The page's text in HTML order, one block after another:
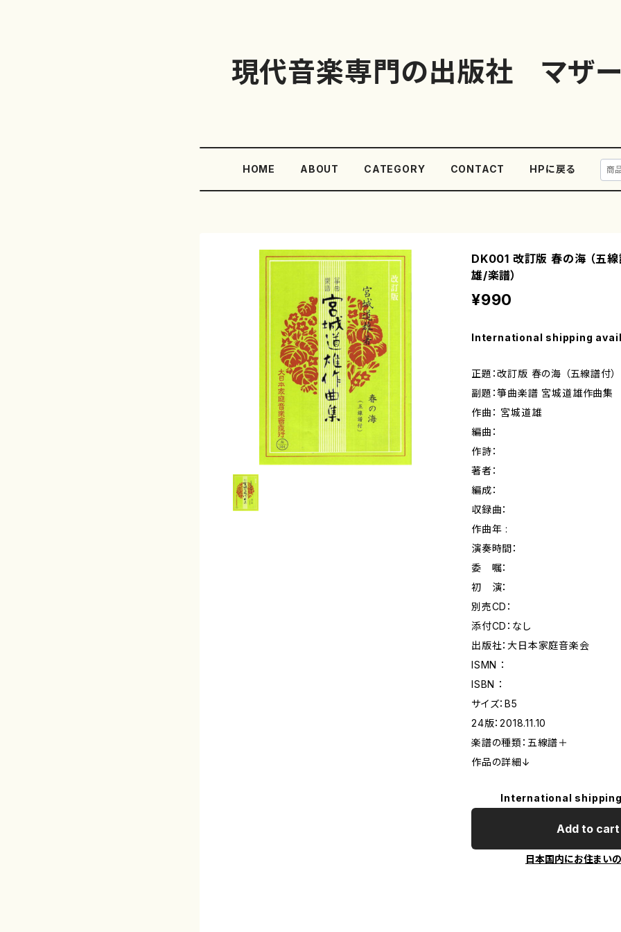
現代音楽専門の出版社 マザー
HOME ABOUT CATEGORY CONTACT HPに戻る
DK001 改訂版 春の海 （五線
雄/楽譜）
¥990
International shipping
正題：改訂版 春の海 （五線譜付）
副題：箏曲楽譜 宮城道雄作曲集
作曲： 宮城道雄
編曲：
作詩：
著者：
編成：
収録曲：
作曲年 :
演奏時間：
委 嘱：
初 演：
別売CD：
添付CD：なし
出版社：大日本家庭音楽会
ISMN ：
ISBN ：
サイズ：B5
24版：2018.11.10
楽譜の種類：五線譜＋
作品の詳細↓
International
Add to cart
日本国内にお住まい